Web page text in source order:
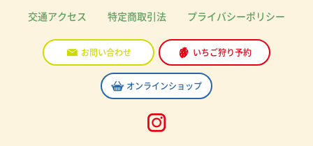
交通アクセス 特定商取引法 プライバシーポリシー
お問い合わせ いちご狩り予約
オンラインショップ